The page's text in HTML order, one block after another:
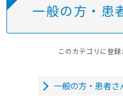
一般の方・患
このカテゴリに登録
一般の方・患者さ